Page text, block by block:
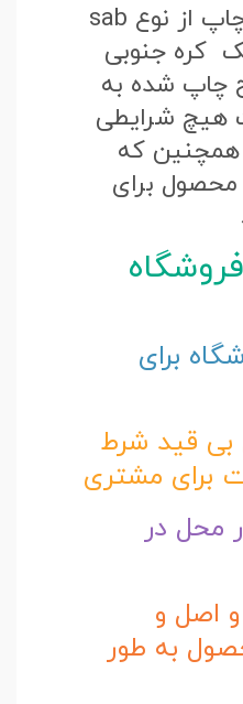
بهترین نوع مواد چاپ از نوع sab
کره جنوبی
چاپ شده به
شرایطی
همچنین که
محصول برای
برای
بی قید شرط
برای مشتری
محل در
اصل و
به طور